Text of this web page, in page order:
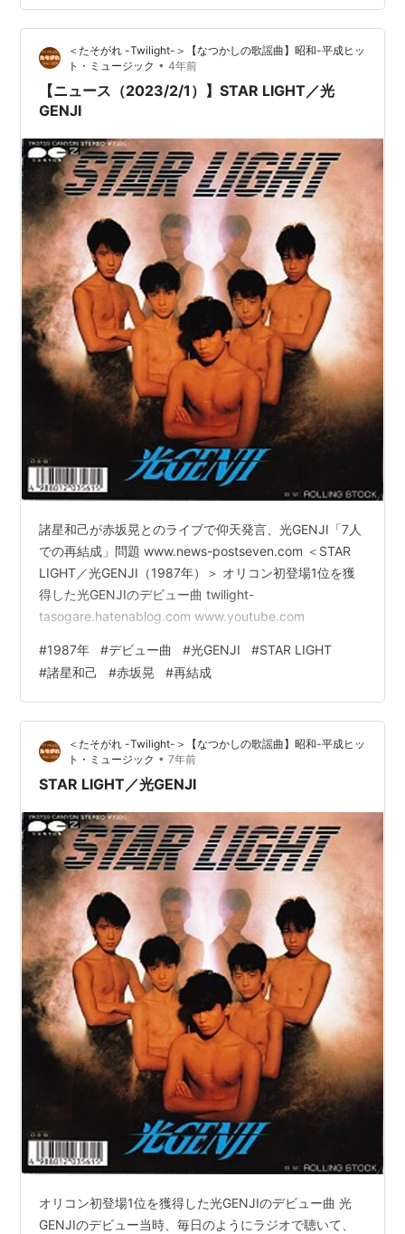
で、是非聞く比べてみていただきたい、 ＜ボヘミアン／
葛城ユキ（1983年）＞ 飛鳥涼・井上大輔が作詞作曲して
大友裕子が歌っ…
＜たそがれ -Twilight-＞【なつかしの歌謡曲】昭和-平成ヒッ
ト・ミュージック • 4年前
【ニュース（2023/2/1）】STAR LIGHT／光
GENJI
諸星和己が赤坂晃とのライブで仰天発言、光GENJI「7人
での再結成」問題 www.news-postseven.com ＜STAR
LIGHT／光GENJI（1987年）＞ オリコン初登場1位を獲
得した光GENJIのデビュー曲 twilight-
tasogare.hatenablog.com www.youtube.com
#1987年 #デビュー曲 #光GENJI #STAR LIGHT
#諸星和己 #赤坂晃 #再結成
＜たそがれ -Twilight-＞【なつかしの歌謡曲】昭和-平成ヒッ
ト・ミュージック • 7年前
STAR LIGHT／光GENJI
オリコン初登場1位を獲得した光GENJIのデビュー曲 光
GENJIのデビュー当時、毎日のようにラジオで聴いて、